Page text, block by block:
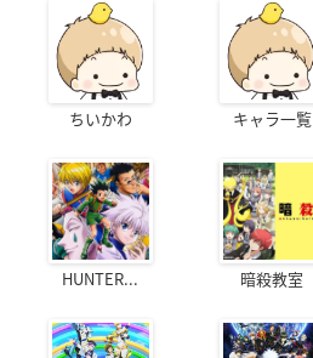
ちいかわ キャラ一覧
HUNTER... 暗殺教室